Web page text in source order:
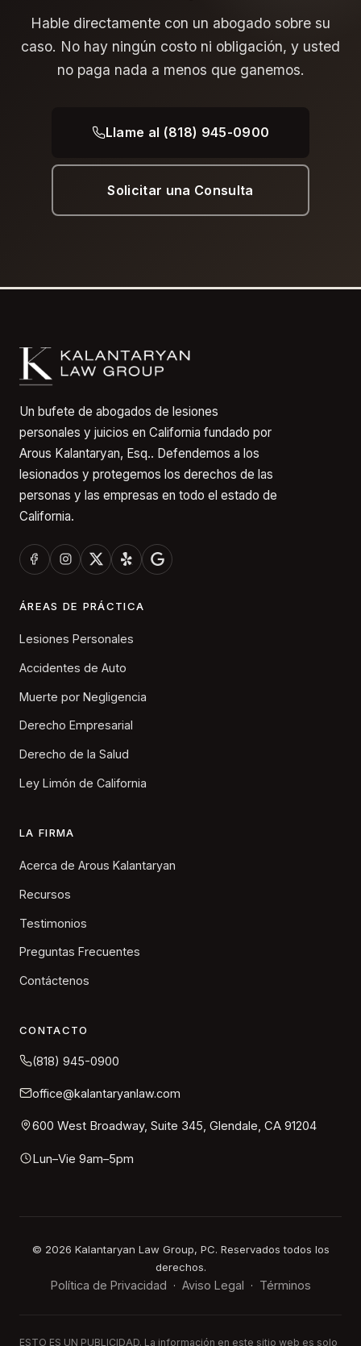
Hable directamente con un abogado sobre su
caso. No hay ningún costo ni obligación, y usted
no paga nada a menos que ganemos.
Llame al (818) 945-0900
Solicitar una Consulta
Un bufete de abogados de lesiones
personales y juicios en California fundado por
Arous Kalantaryan, Esq.. Defendemos a los
lesionados y protegemos los derechos de las
personas y las empresas en todo el estado de
California.
ÁREAS DE PRÁCTICA
Lesiones Personales
Accidentes de Auto
Muerte por Negligencia
Derecho Empresarial
Derecho de la Salud
Ley Limón de California
LA FIRMA
Acerca de Arous Kalantaryan
Recursos
Testimonios
Preguntas Frecuentes
Contáctenos
CONTACTO
(818) 945-0900
office@kalantaryanlaw.com
600 West Broadway, Suite 345, Glendale, CA 91204
Lun–Vie 9am–5pm
© 2026 Kalantaryan Law Group, PC. Reservados todos los
derechos.
Política de Privacidad · Aviso Legal · Términos
ESTO ES UN PUBLICIDAD. La información en este sitio web es solo